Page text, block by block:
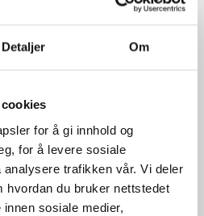
Detaljer Om
for å gi innhold og
for å levere sosiale
trafikken vår. Vi deler
hvordan du bruker nettstedet
sosiale medier,
TENG TOOLS
NAGLETANG HR01